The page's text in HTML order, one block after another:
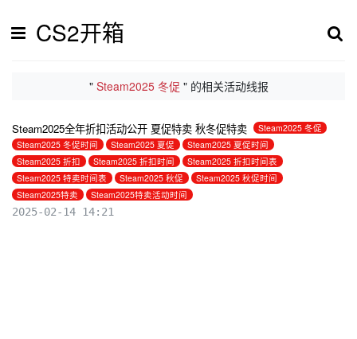
CS2开箱
"Steam2025 冬促 " 的相关活动线报
Steam2025全年折扣活动公开 夏促特卖 秋冬促特卖
Steam2025 冬促
Steam2025 冬促时间
Steam2025 夏促
Steam2025 夏促时间
Steam2025 折扣
Steam2025 折扣时间
Steam2025 折扣时间表
Steam2025 特卖时间表
Steam2025 秋促
Steam2025 秋促时间
Steam2025特卖
Steam2025特卖活动时间
2025-02-14 14:21